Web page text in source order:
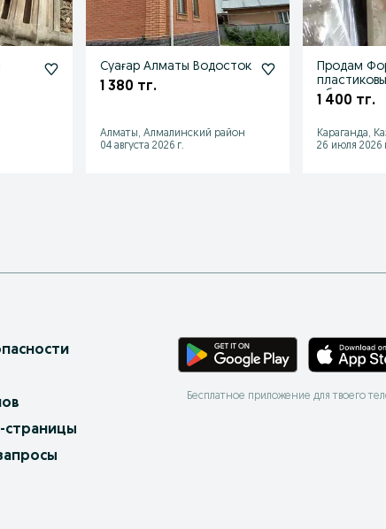
Суағар Алматы Водосток
1 380 тг.
Алматы, Алмалинский район
04 августа 2026 г.
Продам
облицовки
1 400 тг.
Караганда,
26 июля 2026
страницы
Бесплатное приложение для твоего